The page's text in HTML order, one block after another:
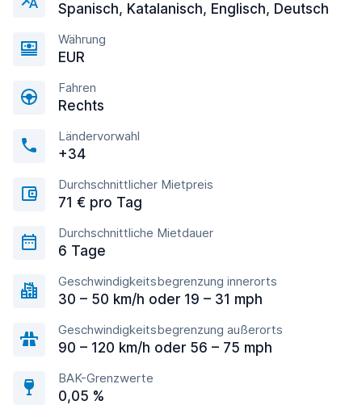
Spanisch, Katalanisch, Englisсh, Deutsch
Währung
EUR
Fahren
Rechts
Ländervorwahl
+34
Durchschnittlicher Mietpreis
71 € pro Tag
Durchschnittliche Mietdauer
6 Tage
Geschwindigkeitsbegrenzung innerorts
30 – 50 km/h oder 19 – 31 mph
Geschwindigkeitsbegrenzung außerorts
90 – 120 km/h oder 56 – 75 mph
BAK-Grenzwerte
0,05 %